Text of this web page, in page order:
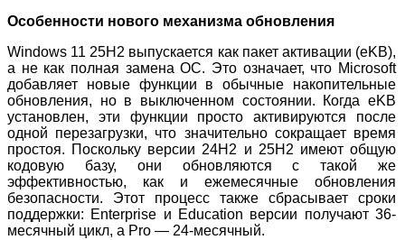
Особенности нового механизма обновления
Windows 11 25H2 выпускается как пакет активации (eKB),
а не как полная замена ОС. Это означает, что Microsoft
добавляет новые функции в обычные накопительные
обновления, но в выключенном состоянии. Когда eKB
установлен, эти функции просто активируются после
одной перезагрузки, что значительно сокращает время
простоя. Поскольку версии 24H2 и 25H2 имеют общую
кодовую базу, они обновляются с такой же
эффективностью, как и ежемесячные обновления
безопасности. Этот процесс также сбрасывает сроки
поддержки: Enterprise и Education версии получают 36-
месячный цикл, а Pro — 24-месячный.